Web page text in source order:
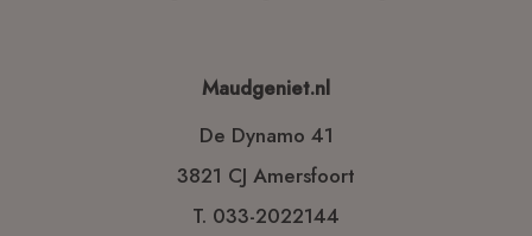
Maudgeniet.nl
De Dynamo 41
3821 CJ Amersfoort
T. 033-2022144